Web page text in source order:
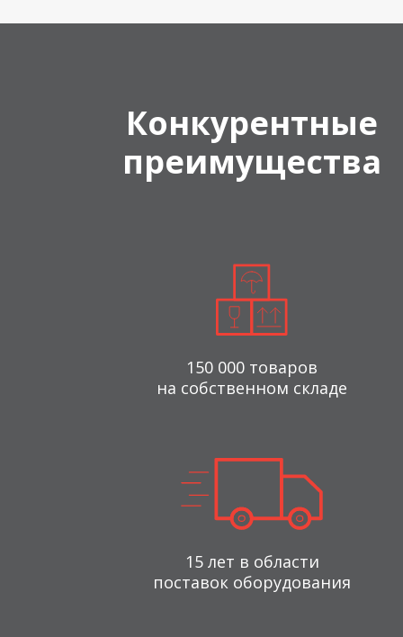
Конкурентные
преимущества
150 000 товаров
на собственном складе
15 лет в области
поставок оборудования